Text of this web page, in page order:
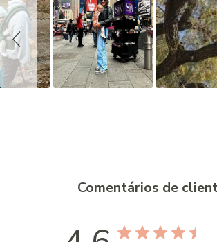
d
e
s
h
o
w
Comentários de